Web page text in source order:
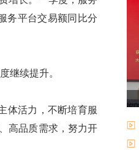
务平台交易额同比分
继续提升。
体活力，不断培育服
高品质需求，努力开